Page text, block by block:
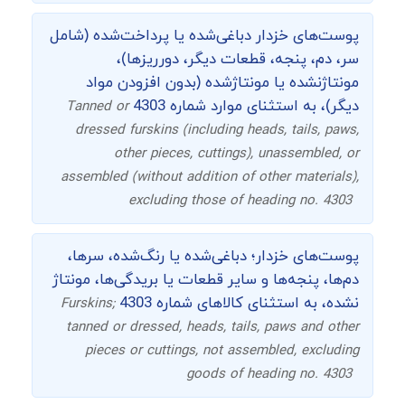
پوست‌های خزدار دباغی‌شده یا پرداخت‌شده (شامل
سر، دم، پنجه، قطعات دیگر، دورریزها)،
مونتاژنشده یا مونتاژشده (بدون افزودن مواد
دیگر)، به استثنای موارد شماره 4303
Tanned or
dressed furskins (including heads, tails, paws,
other pieces, cuttings), unassembled, or
assembled (without addition of other materials),
excluding those of heading no. 4303
پوست‌های خزدار؛ دباغی‌شده یا رنگ‌شده، سرها،
دم‌ها، پنجه‌ها و سایر قطعات یا بریدگی‌ها، مونتاژ
نشده، به استثنای کالاهای شماره 4303
Furskins;
tanned or dressed, heads, tails, paws and other
pieces or cuttings, not assembled, excluding
goods of heading no. 4303